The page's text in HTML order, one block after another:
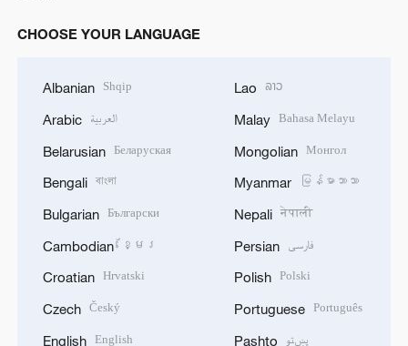
CHOOSE YOUR LANGUAGE
Albanian Shqip
Arabic العربية
Belarusian Беларуская
Bengali বাংলা
Bulgarian Български
Cambodian ខ្មែរ
Croatian Hrvatski
Czech Český
English English
Lao ລາວ
Malay Bahasa Melayu
Mongolian Монгол
Myanmar မြန်မာဘာသာ
Nepali नेपाली
Persian فارسی
Polish Polski
Portuguese Português
Pashto پښتو